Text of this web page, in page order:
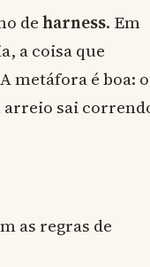
deharness. Em
a coisa que
metáfora é boa: o
sai
as regras de